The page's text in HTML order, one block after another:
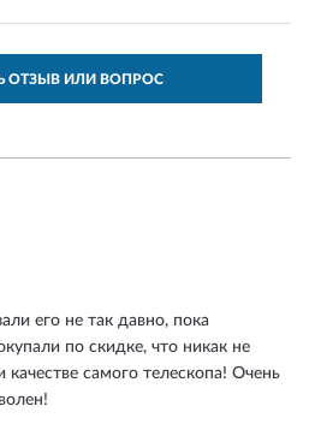
ОТЗЫВ ИЛИ ВОПРОС
его не так давно, пока
по скидке, что никак не
качестве самого телескопа! Очень